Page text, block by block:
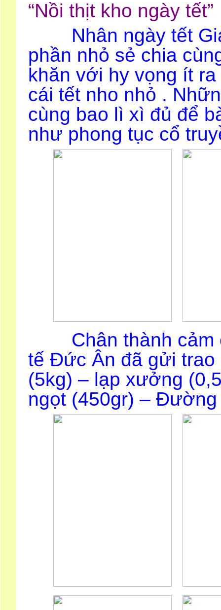
“Nồi thịt kho ngày tết”
Nhân ngày tết
phần nhỏ sẻ chia
khăn với hy vọng ít
cái tết nho nhỏ .
cùng bao lì xì đủ để
như phong tục cổ
Chân thành cảm
tế Đức Ân đã gửi trao
(5kg) – lạp xưởng
ngọt (450gr) – Đường